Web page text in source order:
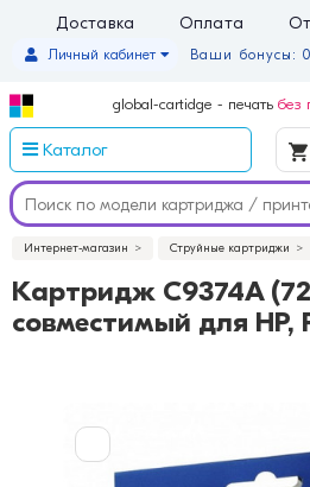
Доставка Оплата
Ваши бонусы: 0
Личный кабинет
global-cartidge - печать без
Каталог
Интернет-магазин Струйные картриджи
Картридж C9374A
совместимый для HP,